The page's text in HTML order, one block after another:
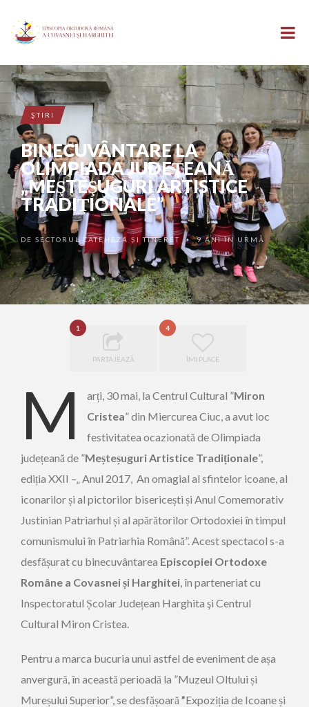
ŞTIRI
BINECUVÂNTARE LA
OLIMPIADA JUDEŢEANĂ
„MEŞTEŞUGURI ARTISTICE
TRADIŢIONALE”
DE SECTORUL CATEHEZA ȘI TINERET •9 ANI ÎN URMĂ
1
PARTAJEAZĂ
4
ÎMI PLACE
M arți, 30 mai, la Centrul Cultural ”Miron
Cristea” din Miercurea Ciuc, a avut loc
festivitatea ocazionată de Olimpiada
județeană de ”Meșteșuguri Artistice Tradiționale”,
ediția XXII –„ Anul 2017, An omagial al sfintelor icoane, al
iconarilor și al pictorilor bisericești și Anul Comemorativ
Justinian Patriarhul și al apărătorilor Ortodoxiei în timpul
comunismului în Patriarhia Română”. Acest spectacol s-a
desfășurat cu binecuvântarea Episcopiei Ortodoxe
Române a Covasnei și Harghitei, în parteneriat cu
Inspectoratul Școlar Județean Harghita şi Centrul
Cultural Miron Cristea.
Pentru a marca bucuria unui astfel de eveniment de așa
anvergură, în această perioadă la ”Muzeul Oltului și
Mureșului Superior”, se desfășoară ”Expoziția de Icoane și